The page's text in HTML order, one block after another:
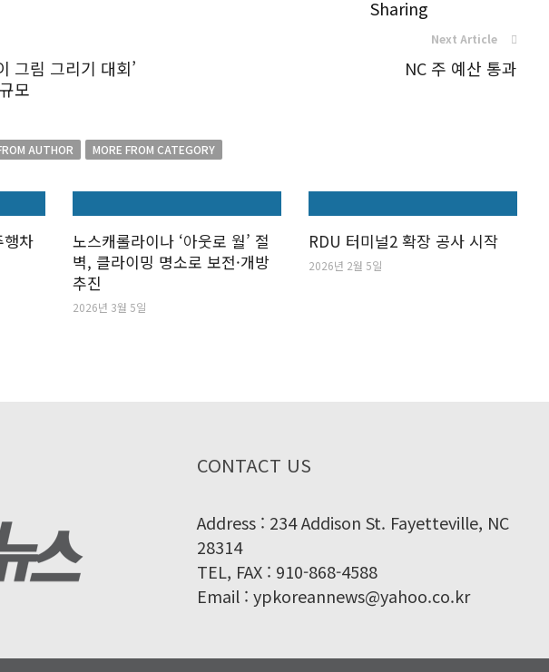
그림 그리기 대회’
모
Next Article
NC 주 예산 통과
AUTHOR MORE FROM CATEGORY
차
노스캐롤라이나 ‘아웃로 월’ 절
벽, 클라이밍 명소로 보전·개방
추진
2026년 3월 5일
RDU 터미널2 확장 공사 시작
2026년 2월 5일
CONTACT US
Address : 234 Addison St. Fayetteville, NC
28314
TEL, FAX : 910-868-4588
Email : ypkoreannews@yahoo.co.kr